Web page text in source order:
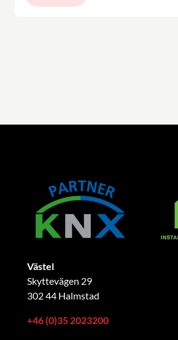
Västel
Skyttevägen 29
302 44 Halmstad
+46 (0)35 2023200